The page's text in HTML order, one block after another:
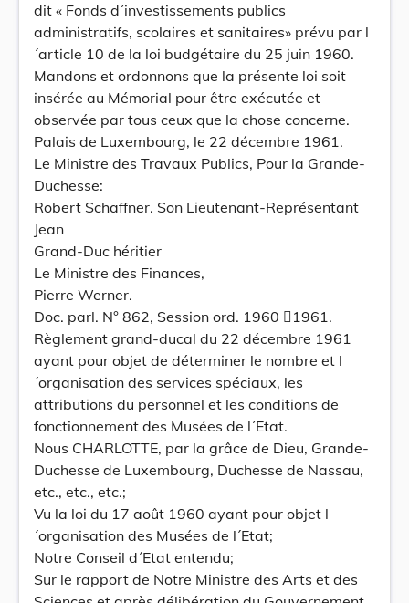
dit « Fonds d´investissements publics
administratifs, scolaires et sanitaires» prévu par l
´article 10 de la loi budgétaire du 25 juin 1960.
Mandons et ordonnons que la présente loi soit
insérée au Mémorial pour être exécutée et
observée par tous ceux que la chose concerne.
Palais de Luxembourg, le 22 décembre 1961.
Le Ministre des Travaux Publics, Pour la Grande-
Duchesse:
Robert Schaffner. Son Lieutenant-Représentant
Jean
Grand-Duc héritier
Le Ministre des Finances,
Pierre Werner.
Doc. parl. N° 862, Session ord. 1960 1961.
Règlement grand-ducal du 22 décembre 1961
ayant pour objet de déterminer le nombre et l
´organisation des services spéciaux, les
attributions du personnel et les conditions de
fonctionnement des Musées de l´Etat.
Nous CHARLOTTE, par la grâce de Dieu, Grande-
Duchesse de Luxembourg, Duchesse de Nassau,
etc., etc., etc.;
Vu la loi du 17 août 1960 ayant pour objet l
´organisation des Musées de l´Etat;
Notre Conseil d´Etat entendu;
Sur le rapport de Notre Ministre des Arts et des